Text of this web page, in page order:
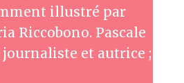
illustré par
Riccobono. Pascale
journaliste et autrice ;